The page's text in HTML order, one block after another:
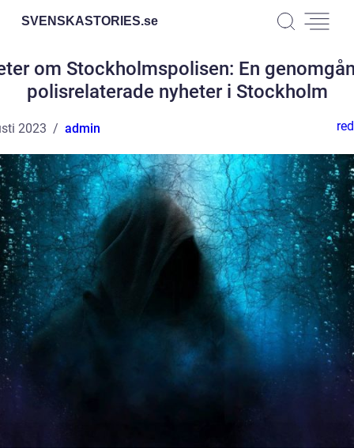
SVENSKASTORIES.se
om Stockholmspolisen: En
polisrelaterade nyheter i Stockholm
2023 admin